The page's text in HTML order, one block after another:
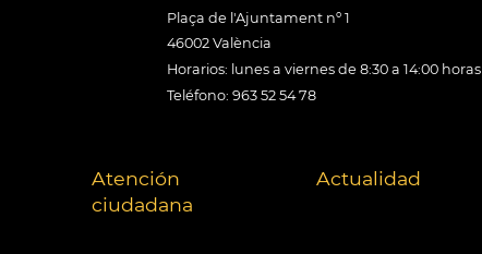
Plaça de l'Ajuntament nº 1
46002 València
Horarios: lunes a viernes de 8:30 a 14:00 horas
Teléfono: 963 52 54 78
Atención
ciudadana
Actualidad